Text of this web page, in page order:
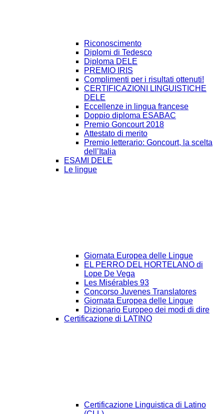
Riconoscimento
Diplomi di Tedesco
Diploma DELE
PREMIO IRIS
Complimenti per i risultati ottenuti!
CERTIFICAZIONI LINGUISTICHE
DELE
Eccellenze in lingua francese
Doppio diploma ESABAC
Premio Goncourt 2018
Attestato di merito
Premio letterario: Goncourt, la scelta
dell’Italia
ESAMI DELE
Le lingue
Giornata Europea delle Lingue
EL PERRO DEL HORTELANO di
Lope De Vega
Les Misérables 93
Concorso Juvenes Translatores
Giornata Europea delle Lingue
Dizionario Europeo dei modi di dire
Certificazione di LATINO
Certificazione Linguistica di Latino